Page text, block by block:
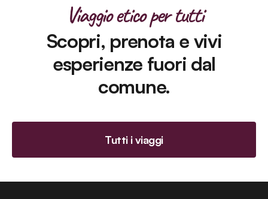
Viaggio etico per tutti
Scopri, prenota e vivi
esperienze fuori dal
comune.
Tutti i viaggi